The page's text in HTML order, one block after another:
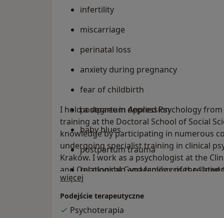
infertility
miscarriage
perinatal loss
anxiety during pregnancy
fear of childbirth
postpartum depression
baby blues
postpartum trauma
relationship and family crises
parenting difficulties
somatic illnesses
I hold a degree in Applied Psychology
training at the Doctoral School of Social
knowledge by participating in numerous
undergoing specialist training in clinical
Kraków. I work as a psychologist at the
and Oncological Gynaecology of the
Neonatology Clinic), as well as in private
więcej
Podejście terapeutyczne
Psychoterapia